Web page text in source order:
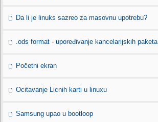
Da li je linuks sazreo za masovnu upotrebu?
.ods format - upoređivanje kancelarijskih paketa
Početni ekran
Ocitavanje Licnih karti u linuxu
Samsung upao u bootloop